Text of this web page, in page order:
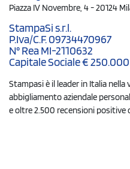
Piazza IV Novembre, 4 - 20124
StampaSi s.r.l.
P.Iva/C.F. 09734470967
N° Rea MI-2110632
Capitale Sociale € 250.000
Stampasi è il leader in Italia
abbigliamento aziendale
e oltre 2.500 recensioni positive